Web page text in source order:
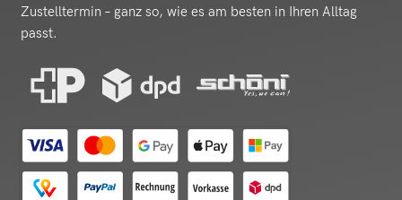
Zustelltermin – ganz so, wie es am besten in Ihren Alltag
passt.